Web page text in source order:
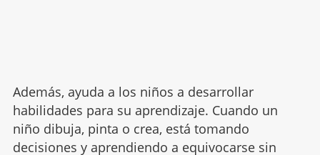
Además, ayuda a los niños a desarrollar
habilidades para su aprendizaje. Cuando un
niño dibuja, pinta o crea, está tomando
decisiones y aprendiendo a equivocarse sin